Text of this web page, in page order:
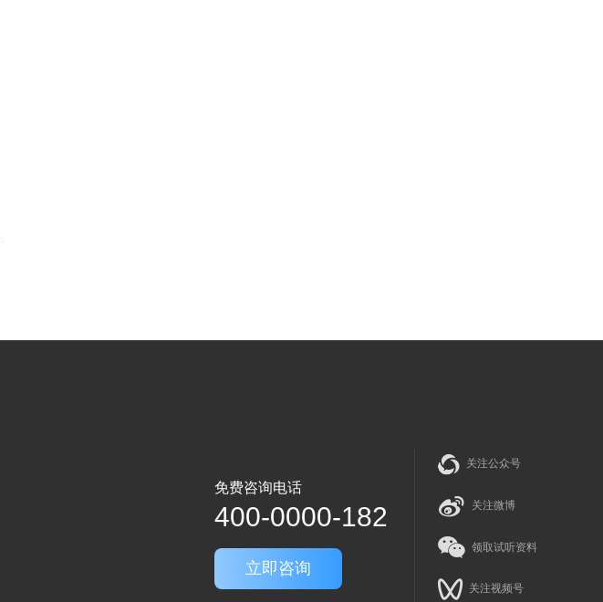
免费咨询电话
400-0000-182
立即咨询
关注公众号
关注微博
领取试听资料
关注视频号